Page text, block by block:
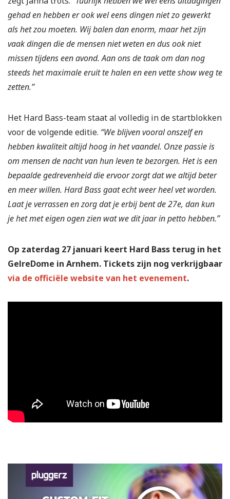
gehad en hebben er ook wel eens dingen niet zo gewerkt
als het zou moeten. Wij balen dan enorm, maar het zijn
vaak dingen die de mensen niet weten en dus ook niet
missen tijdens een avond. Aan ons de taak om dan nog
steeds het maximale eruit te halen en een vette show weg te
zetten.”
Het Hard Bass-team staat al volledig in de startblokken
voor de volgende editie. “We blijven vooral onszelf en
hebben kwaliteit altijd hoog in het vaandel. Onze passie is
om mensen de nacht van hun leven te bezorgen. Het is een
bepaalde gedrevenheid die ervoor zorgt dat we altijd beter
en meer willen. Hard Bass gaat echt weer heel vet worden.
Laat je verrassen en zorg dat je erbij bent de 27e, dan kun
je het met eigen ogen zien wat we dit jaar in petto hebben.”
Op zaterdag 27 januari keert Hard Bass terug in het
GelreDome in Arnhem. Tickets zijn nog verkrijgbaar
via de officiële website van het evenement.